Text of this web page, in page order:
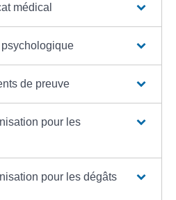
médical
de preuve
pour les
pour les dégâts